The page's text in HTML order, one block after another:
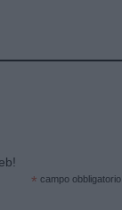
* campo obbligatorio